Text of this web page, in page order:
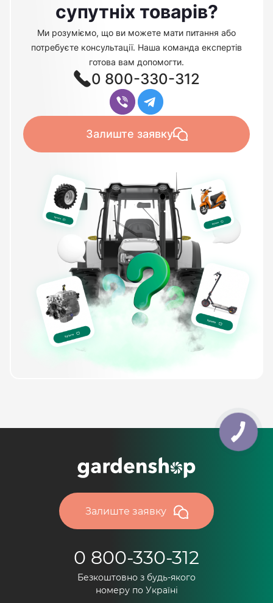
супутніх товарів?
Ми розуміємо, що ви можете мати питання або
потребуєте консультації. Наша команда експертів
готова вам допомогти.
0 800-330-312
Залиште заявку
Залиште заявку
0 800-330-312
Безкоштовно з будь-якого
номеру по Україні